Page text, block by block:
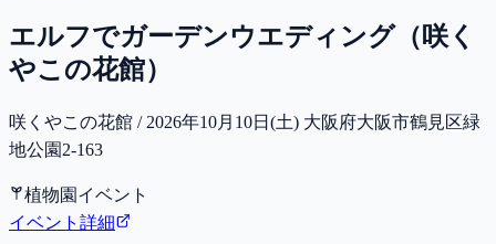
エルフでガーデンウエディング（咲く
やこの花館）
咲くやこの花館 / 2026年10月10日(土) 大阪府大阪市鶴見区緑
地公園2-163
植物園イベント
イベント詳細